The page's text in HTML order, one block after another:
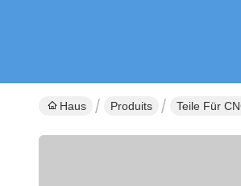
Haus Produits Teile Für